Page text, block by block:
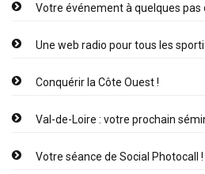
Votre événement à quelques pas
Une web radio pour tous les
Conquérir la Côte Ouest !
Val-de-Loire : votre prochain
Votre séance de Social Photocall !